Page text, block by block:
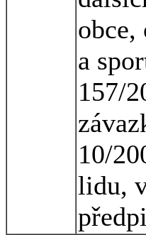
obce,
a
157/
10/
lidu,